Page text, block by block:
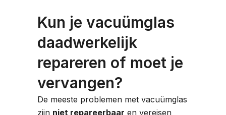
Kun je vacuümglas
daadwerkelijk
repareren of moet je
vervangen?
De meeste problemen met vacuümglas
zijn niet repareerbaar en vereisen